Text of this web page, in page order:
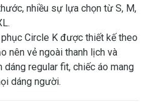
nhiều sự lựa chọn từ S, M,
Circle K được thiết kế theo
nên vẻ ngoài thanh lịch và
dáng regular fit, chiếc áo mang
dáng người.